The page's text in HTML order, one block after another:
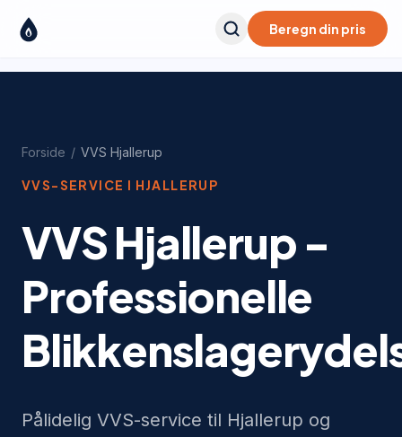
Beregn din pris
Forside / VVS Hjallerup
VVS-SERVICE I HJALLERUP
VVS Hjallerup -
Professionelle
Pålidelig VVS-service til Hjallerup og